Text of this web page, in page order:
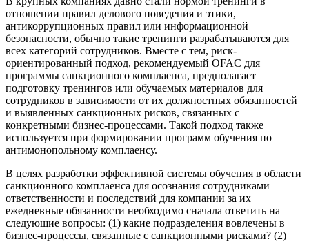
отношении правил делового поведения и этики,
антикоррупционных правил или информационной
безопасности, обычно такие тренинги разрабатываются для
всех категорий сотрудников. Вместе с тем, риск-
ориентированный подход, рекомендуемый OFAC для
программы санкционного комплаенса, предполагает
подготовку тренингов или обучаемых материалов для
сотрудников в зависимости от их должностных обязанностей
и выявленных санкционных рисков, связанных с
конкретными бизнес-процессами. Такой подход также
используется при формировании программ обучения по
антимонопольному комплаенсу.
В целях разработки эффективной системы обучения в области
санкционного комплаенса для осознания сотрудниками
ответственности и последствий для компании за их
ежедневные обязанности необходимо сначала ответить на
следующие вопросы: (1) какие подразделения вовлечены в
бизнес-процессы, связанные с санкционными рисками? (2)